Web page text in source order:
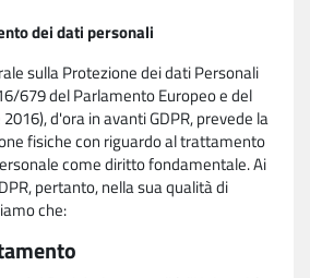
dei dati personali
sulla Protezione dei dati Personali
679 del Parlamento Europeo e del
d'ora in avanti GDPR, prevede la
fisiche con riguardo al trattamento
come diritto fondamentale. Ai
pertanto, nella sua qualità di
che: